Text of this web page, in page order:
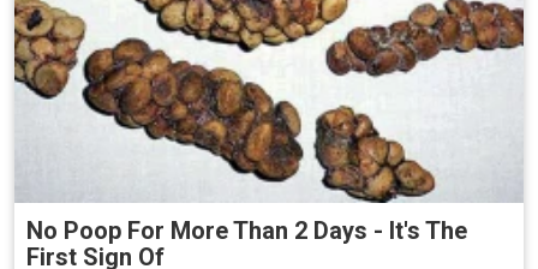
No Poop For More Than 2 Days - It's The
First Sign Of